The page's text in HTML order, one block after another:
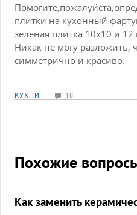
плитки на кухонный
зеленая плитка 10х10 и
Никак не могу разложить,
симметрично и красиво.
КУХНИ 18
Похожие
Как заменить